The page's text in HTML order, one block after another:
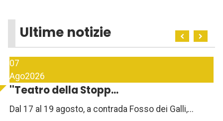
Ultime notizie
07
Ago2026
''Teatro della Stopp...
Dal 17 al 19 agosto, a contrada Fosso dei Galli,...